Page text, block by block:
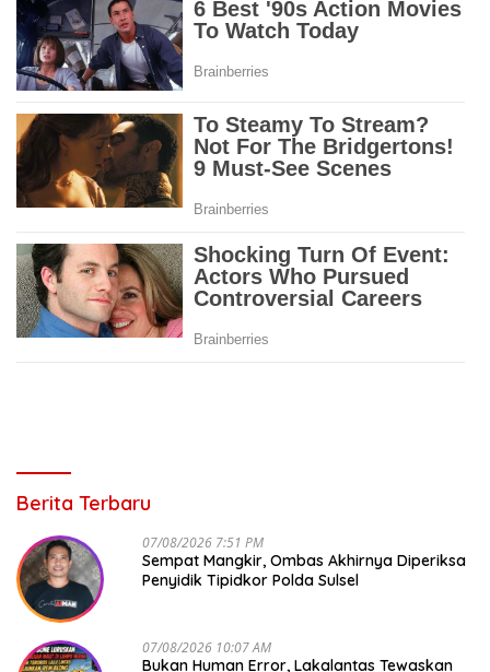
Berita Terbaru
07/08/2026 7:51 PM
Sempat Mangkir, Ombas Akhirnya Diperiksa
Penyidik Tipidkor Polda Sulsel
07/08/2026 10:07 AM
Bukan Human Error, Lakalantas Tewaskan